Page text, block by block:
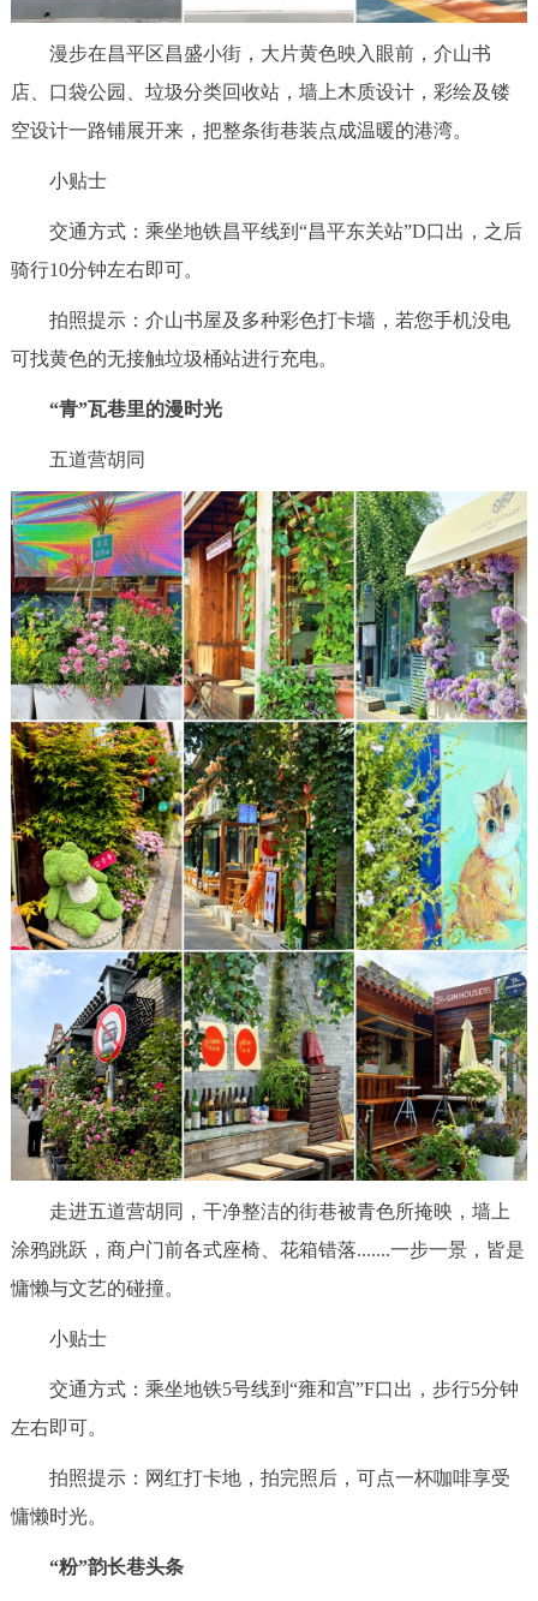
漫步在昌平区昌盛小街，大片黄色映入眼前，介山书
店、口袋公园、垃圾分类回收站，墙上木质设计，彩绘及镂
空设计一路铺展开来，把整条街巷装点成温暖的港湾。
小贴士
交通方式：乘坐地铁昌平线到“昌平东关站”D口出，之后
骑行10分钟左右即可。
拍照提示：介山书屋及多种彩色打卡墙，若您手机没电
可找黄色的无接触垃圾桶站进行充电。
“青”瓦巷里的漫时光
五道营胡同
走进五道营胡同，干净整洁的街巷被青色所掩映，墙上
涂鸦跳跃，商户门前各式座椅、花箱错落.......一步一景，皆是
慵懒与文艺的碰撞。
小贴士
交通方式：乘坐地铁5号线到“雍和宫”F口出，步行5分钟
左右即可。
拍照提示：网红打卡地，拍完照后，可点一杯咖啡享受
慵懒时光。
“粉”韵长巷头条